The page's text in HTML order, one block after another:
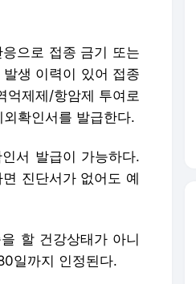
으로 접종 금기 또는
생 이력이 있어 접종
억제제/항암제 투여로
확인서를 발급한다.
서 발급이 가능하다.
진단서가 없어도 예
할 건강상태가 아니
일까지 인정된다.